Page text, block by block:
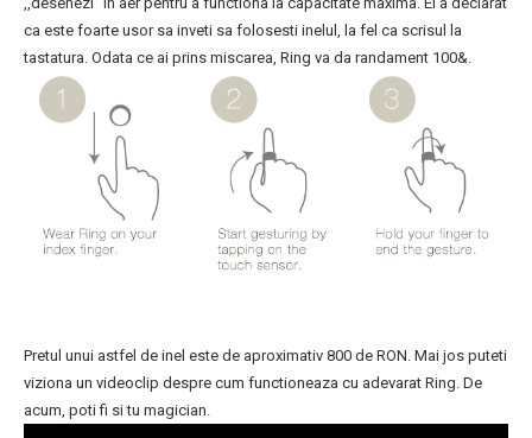
ca este foarte usor sa inveti sa folosesti inelul, la fel ca scrisul la
tastatura. Odata ce ai prins miscarea, Ring va da randament 100&.
Pretul unui astfel de inel este de aproximativ 800 de RON. Mai jos puteti
viziona un videoclip despre cum functioneaza cu adevarat Ring. De
acum, poti fi si tu magician.